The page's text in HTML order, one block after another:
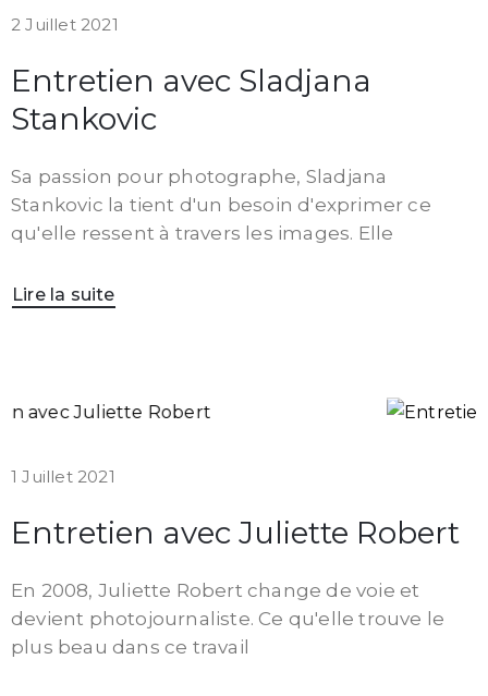
2 Juillet 2021
Entretien avec Sladjana
Stankovic
Sa passion pour photographe, Sladjana
Stankovic la tient d'un besoin d'exprimer ce
qu'elle ressent à travers les images. Elle
Lire la suite
1 Juillet 2021
Entretien avec Juliette Robert
En 2008, Juliette Robert change de voie et
devient photojournaliste. Ce qu'elle trouve le
plus beau dans ce travail